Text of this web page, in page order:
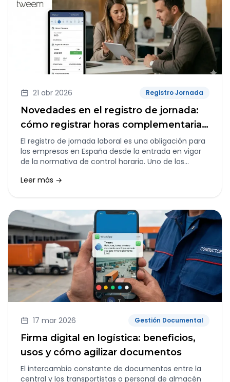
21 abr 2026 Registro Jornada
Novedades en el registro de jornada:
cómo registrar horas complementarias
y extraordinarias
El registro de jornada laboral es una obligación para
las empresas en España desde la entrada en vigor
de la normativa de control horario. Uno de los
correctamente las horas complementarias y
Leer más →
17 mar 2026 Gestión Documental
Firma digital en logística: beneficios,
usos y cómo agilizar documentos
El intercambio constante de documentos entre la
central y los transportistas o personal de almacén